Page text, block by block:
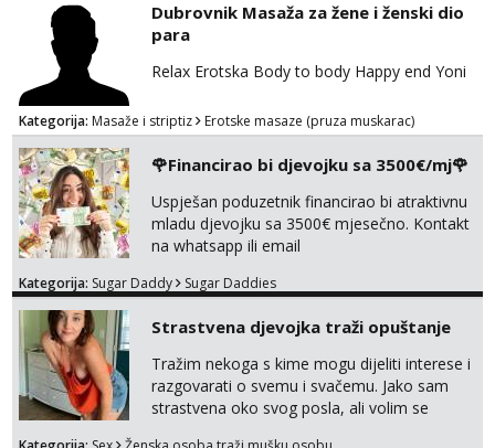
Dubrovnik Masaža za žene i ženski dio
para
Relax Erotska Body to body Happy end Yoni
Kategorija: Masaže i striptiz Erotske masaze (pruza muskarac)
🌹Financirao bi djevojku sa 3500€/mj🌹
Uspješan poduzetnik financirao bi atraktivnu
mladu djevojku sa 3500€ mjesečno. Kontakt
na whatsapp ili email
Kategorija: Sugar Daddy Sugar Daddies
Strastvena djevojka traži opuštanje
Tražim nekoga s kime mogu dijeliti interese i
razgovarati o svemu i svačemu. Jako sam
strastvena oko svog posla, ali volim se